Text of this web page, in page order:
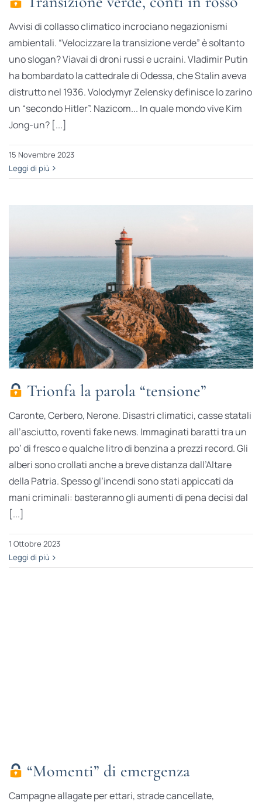
Avvisi di collasso climatico incrociano negazionismi
ambientali. “Velocizzare la transizione verde” è soltanto
uno slogan? Viavai di droni russi e ucraini. Vladimir Putin
ha bombardato la cattedrale di Odessa, che Stalin aveva
distrutto nel 1936. Volodymyr Zelensky definisce lo zarino
un “secondo Hitler”. Nazicom... In quale mondo vive Kim
Jong-un? [...]
15 Novembre 2023
Leggi di più
Trionfa la parola “tensione”
Caronte, Cerbero, Nerone. Disastri climatici, casse statali
all’asciutto, roventi fake news. Immaginati baratti tra un
po’ di fresco e qualche litro di benzina a prezzi record. Gli
alberi sono crollati anche a breve distanza dall’Altare
della Patria. Spesso gl’incendi sono stati appiccati da
mani criminali: basteranno gli aumenti di pena decisi dal
[...]
1 Ottobre 2023
Leggi di più
“Momenti” di emergenza
Campagne allagate per ettari, strade cancellate,